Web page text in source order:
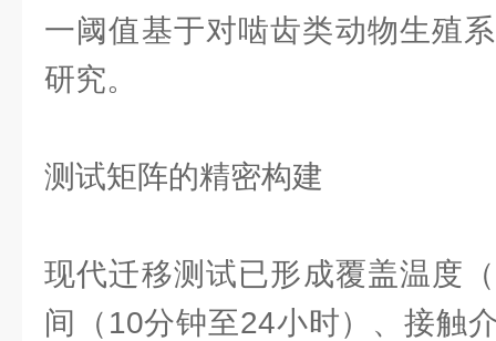
一阈值基于对啮齿类动物生殖
研究。
测试矩阵的精密构建
现代迁移测试已形成覆盖温度
间（10分钟至24小时）、接触